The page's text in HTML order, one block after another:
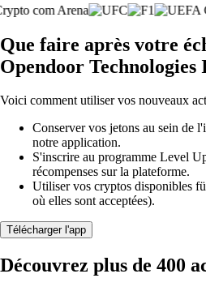
Que faire après votre
Opendoor Technologies
Voici comment utiliser vos nouveaux
Conserver vos jetons au sein de
notre application.
S'inscrire au programme Level
récompenses sur la plateforme.
Utiliser vos cryptos disponibles
où elles sont acceptées).
Télécharger l'app
Découvrez plus de 400